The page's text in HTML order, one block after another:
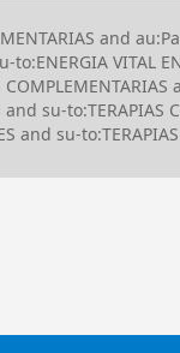
and
VITAL
su-
su-